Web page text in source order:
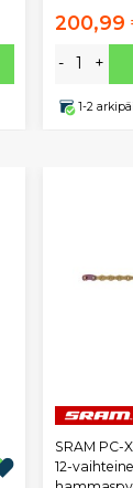
200,99
- +
1-2
SRAM PC-
12-